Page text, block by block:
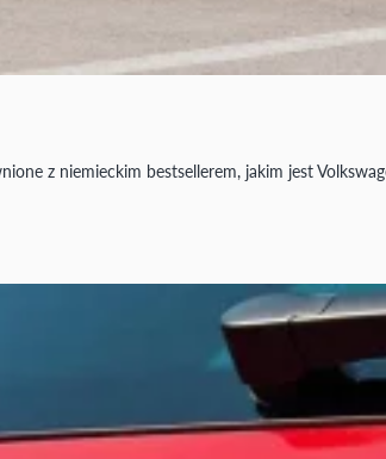
z niemieckim bestsellerem, jakim jest